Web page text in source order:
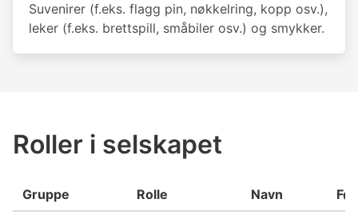
Suvenirer (f.eks. flagg pin, nøkkelring, kopp osv.),
leker (f.eks. brettspill, småbiler osv.) og smykker.
Roller i selskapet
Gruppe Rolle Navn